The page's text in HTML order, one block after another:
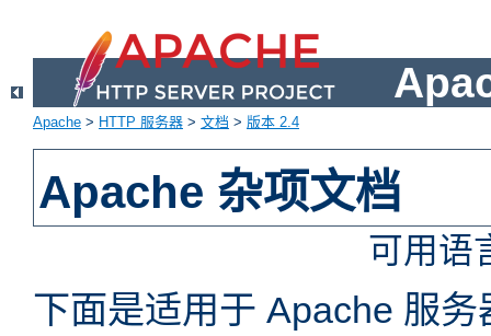
Apache > HTTP 服务器 > 文档 > 版本 2.4
Apache 杂项文档
可用语
下面是适用于 Apache 服